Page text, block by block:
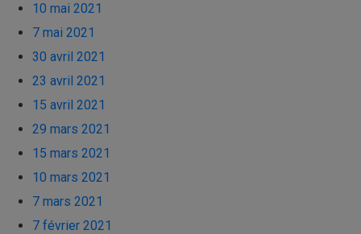
10 mai 2021
7 mai 2021
30 avril 2021
23 avril 2021
15 avril 2021
29 mars 2021
15 mars 2021
10 mars 2021
7 mars 2021
7 février 2021